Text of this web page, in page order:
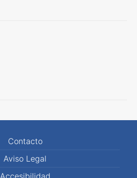
Contacto
Aviso Legal